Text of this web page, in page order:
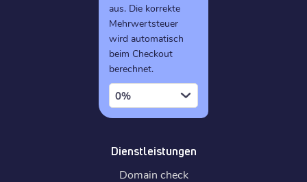
aus. Die korrekte
Mehrwertsteuer
wird automatisch
beim Checkout
berechnet.
0%
Dienstleistungen
Domain check